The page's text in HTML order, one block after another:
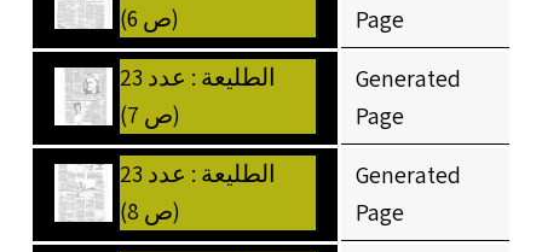
(ص 6)
Page
الطليعة : عدد 23
(ص 7)
Generated
Page
الطليعة : عدد 23
(ص 8)
Generated
Page